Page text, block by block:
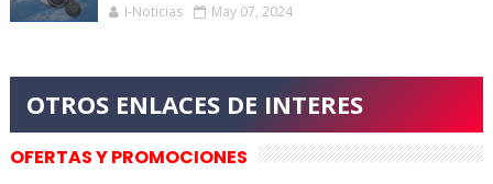
I-Noticias May 07, 2024
OFERTAS Y PROMOCIONES